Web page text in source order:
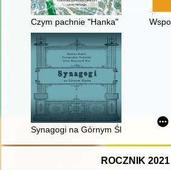
Czym pachnie "Hanka" :
Synagogi na Górnym Śląsku
ROCZNIK 2021